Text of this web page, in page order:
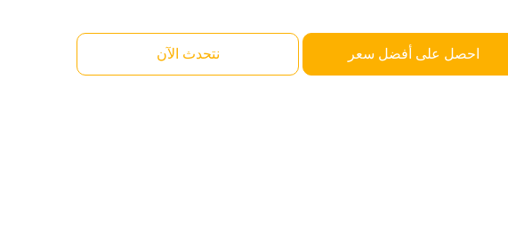
احصل على أفضل سعر نتحدث الآن